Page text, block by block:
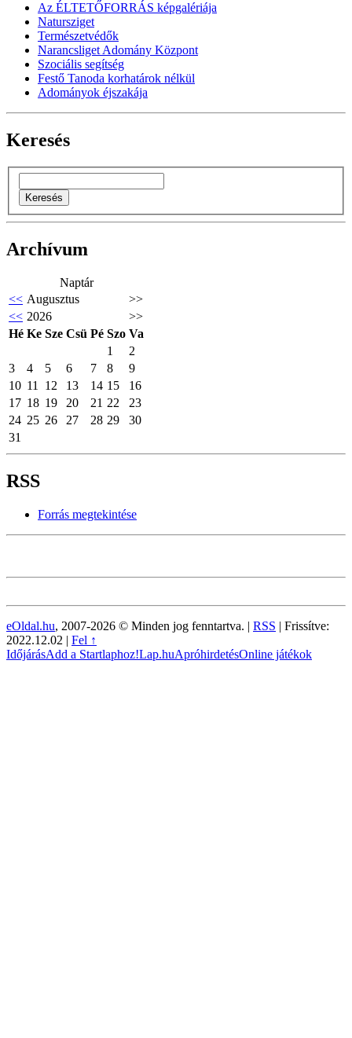
Az ÉLTETŐFORRÁS képgalériája
Natursziget
Természetvédők
Narancsliget Adomány Központ
Szociális segítség
Festő Tanoda korhatárok nélkül
Adományok éjszakája
Keresés
Archívum
Naptár
<< Augusztus
>>
<< 2026
>>
Hé Ke Sze Csü Pé Szo Va
1
2
3
4 5 6 7 8
9
10 11 12 13 14 15
16
17 18 19 20 21 22
23
24 25 26 27 28 29
30
31
RSS
Forrás megtekintése
eOldal.hu, 2007-2026 © Minden jog fenntartva. | RSS | Frissítve:
2022.12.02 | Fel ↑
IdőjárásAdd a Startlaphoz!Lap.huApróhirdetésOnline játékok